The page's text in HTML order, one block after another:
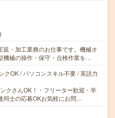
延・加工業務のお仕事です。機械オ
機械の操作・保守・点検作業を…
クOK / パソコンスキル不要 / 英語力
クさんOK！・フリーター歓迎・学
同士の応募OKお気軽にお問…